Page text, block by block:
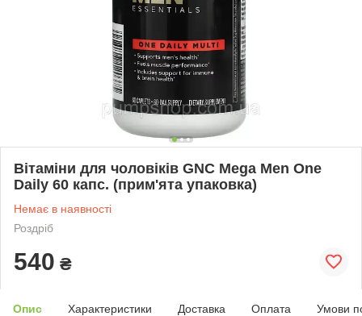
Вітаміни для чоловіків GNC Mega Men One
Daily 60 капс. (прим'ята упаковка)
Немає в наявності
Роздріб
540 ₴
Опис Характеристики Доставка Оплата Умови